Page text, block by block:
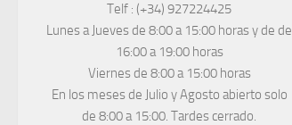
Telf : (+34) 927224425
Lunes a Jueves de 8:00 a 15:00 horas y de de
16:00 a 19:00 horas
Viernes de 8:00 a 15:00 horas
En los meses de Julio y Agosto abierto solo
de 8:00 a 15:00. Tardes cerrado.